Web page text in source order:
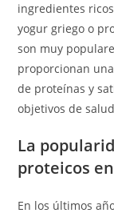
ingredientes
yogur griego o
son muy
proporcionan
de proteínas y
objetivos de
La
proteicos
En los últimos